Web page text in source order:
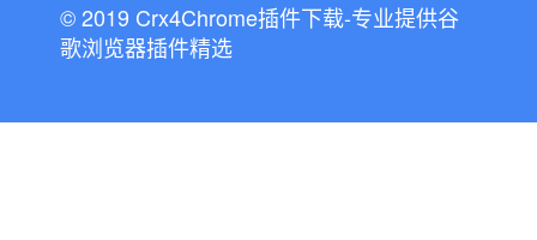
© 2019 Crx4Chrome插件下载-专业提供谷
歌浏览器插件精选